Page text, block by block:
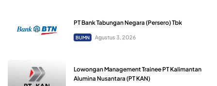
PT Bank Tabungan Negara (Persero) Tbk
BUMN Agustus 3, 2026
Lowongan Management Trainee PT Kalimantan
Alumina Nusantara (PT KAN)